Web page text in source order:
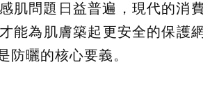
肌問題日益普遍，現代的消
能為肌膚築起更安全的保護
防曬的核心要義。